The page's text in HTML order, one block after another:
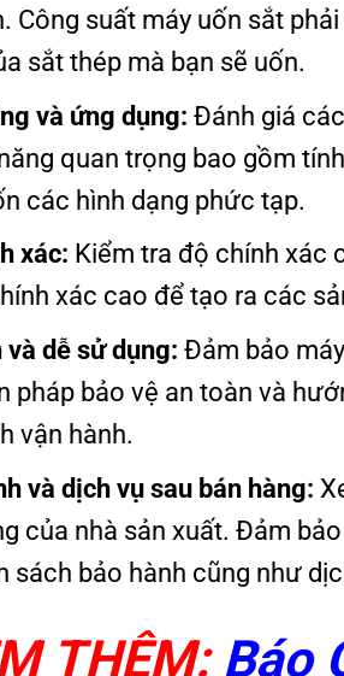
Công suất máy uốn sắt
sắt thép mà bạn sẽ uốn.
và ứng dụng: Đánh giá
quan trọng bao gồm
các hình dạng phức tạp.
xác: Kiểm tra độ chính xác
xác cao để tạo ra các
và dễ sử dụng: Đảm bảo
pháp bảo vệ an toàn và
vận hành.
và dịch vụ sau bán hàng:
của nhà sản xuất. Đảm
sách bảo hành cũng như
THÊM:Báo